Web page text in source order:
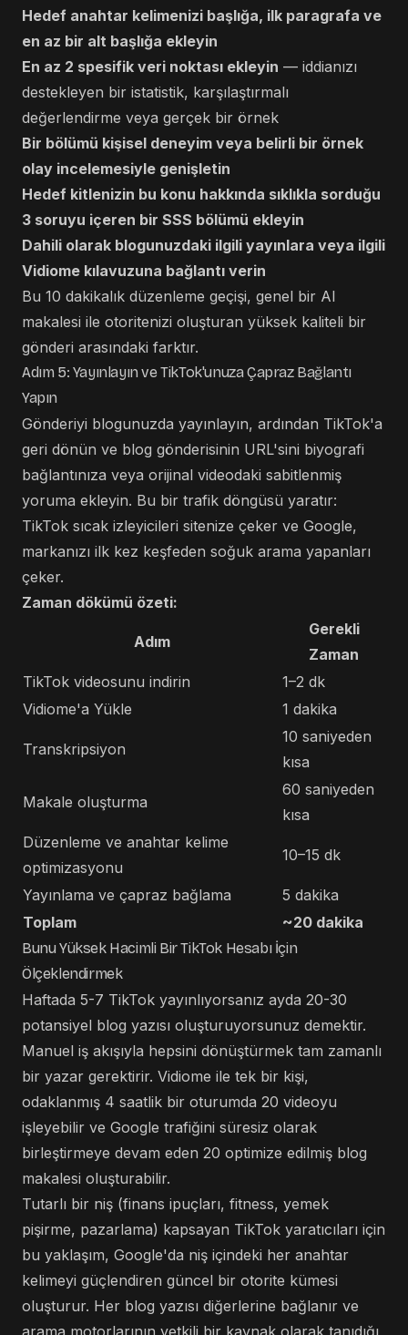
Hedef anahtar kelimenizi başlığa, ilk paragrafa ve
en az bir alt başlığa ekleyin
En az 2 spesifik veri noktası ekleyin — iddianızı
destekleyen bir istatistik, karşılaştırmalı
değerlendirme veya gerçek bir örnek
Bir bölümü kişisel deneyim veya belirli bir örnek
olay incelemesiyle genişletin
Hedef kitlenizin bu konu hakkında sıklıkla sorduğu
3 soruyu içeren bir SSS bölümü ekleyin
Dahili olarak blogunuzdaki ilgili yayınlara veya ilgili
Vidiome kılavuzuna bağlantı verin
Bu 10 dakikalık düzenleme geçişi, genel bir AI
makalesi ile otoritenizi oluşturan yüksek kaliteli bir
gönderi arasındaki farktır.
Adım 5: Yayınlayın ve TikTok'unuza Çapraz Bağlantı
Yapın
Gönderiyi blogunuzda yayınlayın, ardından TikTok'a
geri dönün ve blog gönderisinin URL'sini biyografi
bağlantınıza veya orijinal videodaki sabitlenmiş
yoruma ekleyin. Bu bir trafik döngüsü yaratır:
TikTok sıcak izleyicileri sitenize çeker ve Google,
markanızı ilk kez keşfeden soğuk arama yapanları
çeker.
Zaman dökümü özeti:
Adım
Gerekli
Zaman
TikTok videosunu indirin
1–2 dk
Vidiome'a ​​Yükle
1 dakika
Transkripsiyon
10 saniyeden
kısa
Makale oluşturma
60 saniyeden
kısa
Düzenleme ve anahtar kelime
optimizasyonu
10–15 dk
Yayınlama ve çapraz bağlama
5 dakika
Toplam
~20 dakika
Bunu Yüksek Hacimli Bir TikTok Hesabı İçin
Ölçeklendirmek
Haftada 5-7 TikTok yayınlıyorsanız ayda 20-30
potansiyel blog yazısı oluşturuyorsunuz demektir.
Manuel iş akışıyla hepsini dönüştürmek tam zamanlı
bir yazar gerektirir. Vidiome ile tek bir kişi,
odaklanmış 4 saatlik bir oturumda 20 videoyu
işleyebilir ve Google trafiğini süresiz olarak
birleştirmeye devam eden 20 optimize edilmiş blog
makalesi oluşturabilir.
Tutarlı bir niş (finans ipuçları, fitness, yemek
pişirme, pazarlama) kapsayan TikTok yaratıcıları için
bu yaklaşım, Google'da niş içindeki her anahtar
kelimeyi güçlendiren güncel bir otorite kümesi
oluşturur. Her blog yazısı diğerlerine bağlanır ve
arama motorlarının yetkili bir kaynak olarak tanıdığı